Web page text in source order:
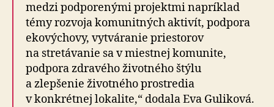
medzi podporenými projektmi napríklad
témy rozvoja komunitných aktivít, podpora
ekovýchovy, vytváranie priestorov
na stretávanie sa v miestnej komunite,
podpora zdravého životného štýlu
a zlepšenie životného prostredia
v konkrétnej lokalite,“ dodala Eva Guliková.